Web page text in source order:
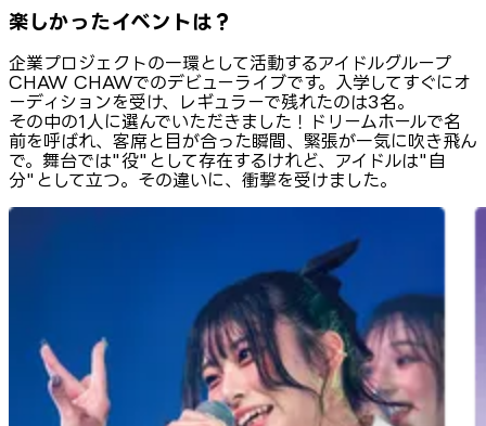
楽しかったイベントは？
企業プロジェクトの一環として活動するアイドルグループ
CHAW CHAWでのデビューライブです。入学してすぐにオ
ーディションを受け、レギュラーで残れたのは3名。
その中の1人に選んでいただきました！ドリームホールで名
前を呼ばれ、客席と目が合った瞬間、緊張が一気に吹き飛ん
で。舞台では"役"として存在するけれど、アイドルは"自
分"として立つ。その違いに、衝撃を受けました。